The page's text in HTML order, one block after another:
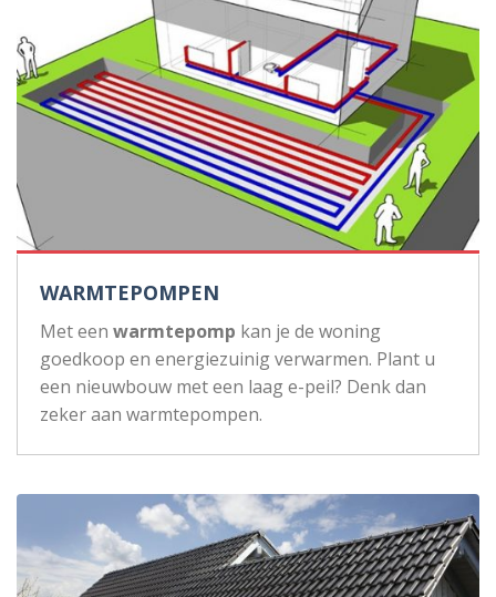
WARMTEPOMPEN
Met een warmtepomp kan je de woning
goedkoop en energiezuinig verwarmen. Plant u
een nieuwbouw met een laag e-peil? Denk dan
zeker aan warmtepompen.